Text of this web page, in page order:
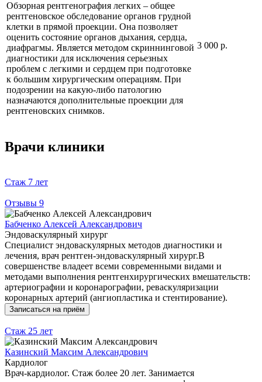
Обзорная рентгенография легких – общее
рентгеновское обследование органов грудной
клетки в прямой проекции. Она позволяет
оценить состояние органов дыхания, сердца,
диафрагмы. Является методом скриннинговой
диагностики для исключения серьезных
проблем с легкими и сердцем при подготовке
к большим хирургическим операциям. При
подозрении на какую-либо патологию
назначаются дополнительные проекции для
рентгеновских снимков.
3 000 р.
Врачи клиники
Стаж 7 лет
Отзывы 9
Бабченко Алексей Александрович
Эндоваскулярный хирург
Специалист эндоваскулярных методов диагностики и
лечения, врач рентген-эндоваскулярный хирург.В
совершенстве владеет всеми современными видами и
методами выполнения рентгенхирургических вмешательств:
артериографии и коронарографии, реваскуляризации
коронарных артерий (ангиопластика и стентирование).
Записаться на приём
Стаж 25 лет
Казинский Максим Александрович
Кардиолог
Врач-кардиолог. Стаж более 20 лет. Занимается